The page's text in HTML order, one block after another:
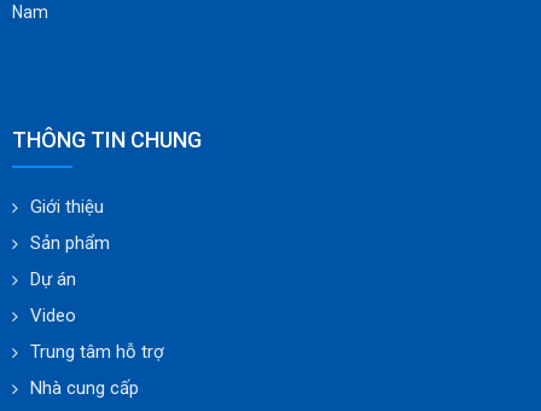
Nam
THÔNG TIN CHUNG
Giới thiệu
Sản phẩm
Dự án
Video
Trung tâm hỗ trợ
Nhà cung cấp